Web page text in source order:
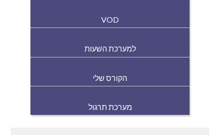
VOD
למערכת השעות
הקורס שלי
מערכת תרגול